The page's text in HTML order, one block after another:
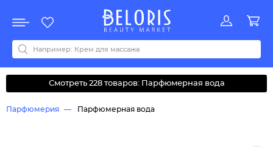
Акции
Все бренды
0-9ABCDEFGHIJKLMNOPQRSTUVWYZАБВДЗИМОКЛНПРСТУФ
Смотреть 228 товаров: Парфюмерная вода
Парфюмерия Парфюмерная вода